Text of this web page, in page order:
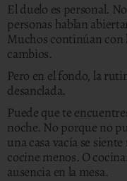
El duelo es personal.
personas hablan
Muchos continúan
cambios.
Pero en el fondo, la
desanclada.
Puede que te
noche. No porque no
una casa vacía se
cocine menos. O
ausencia en la mesa.